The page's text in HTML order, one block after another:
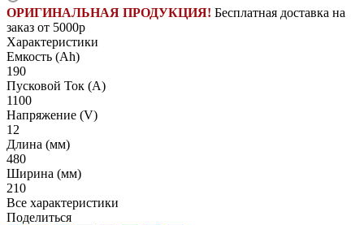
ОРИГИНАЛЬНАЯ ПРОДУКЦИЯ! Бесплатная доставка на
заказ от 5000р
Характеристики
Емкость (Ah)
190
Пусковой Ток (A)
1100
Напряжение (V)
12
Длина (мм)
480
Ширина (мм)
210
Все характеристики
Поделиться